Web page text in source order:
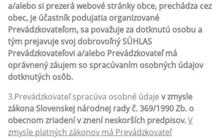
a/alebo si prezerá webové stránky obce, prechádza cez
obec, je účastník podujatia organizované
Prevádzkovateľom, sa považuje za dotknutú osobu a
tým prejavuje svoj dobrovoľný SÚHLAS
Prevádzkovateľovi a/alebo Prevádzkovateľ má
oprávnený záujem so spracúvaním osobných údajov
dotknutých osôb.
3.Prevádzkovateľ spracúva osobné údaje v zmysle
zákona Slovenskej národnej rady č. 369/1990 Zb. o
obecnom zriadení v znení neskorších predpisov.V
zmysle platných zákonov má Prevádzkovateľ